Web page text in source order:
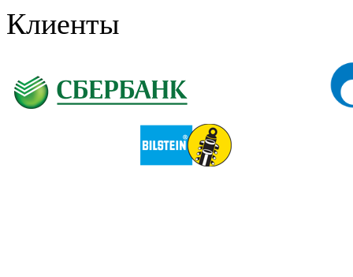
Клиенты